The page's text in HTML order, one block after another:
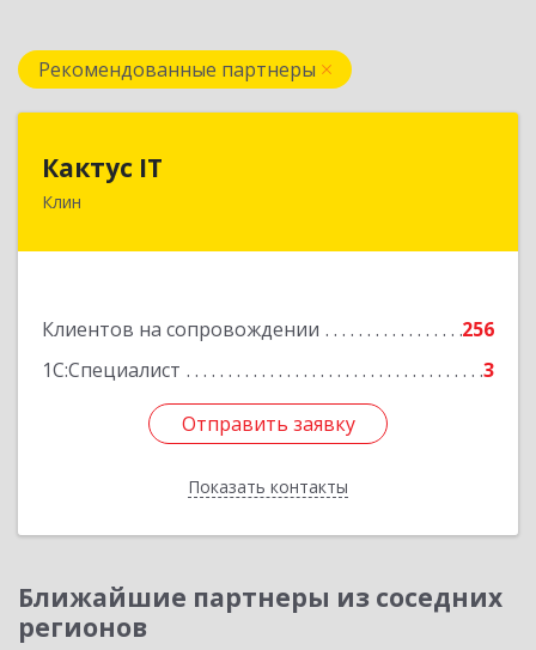
Рекомендованные партнеры
Кактус IT
Клин
Клиентов на сопровождении
256
1С:Специалист
3
Отправить заявку
Показать контакты
Отправить заявку
Назад
Ближайшие партнеры из соседних
регионов